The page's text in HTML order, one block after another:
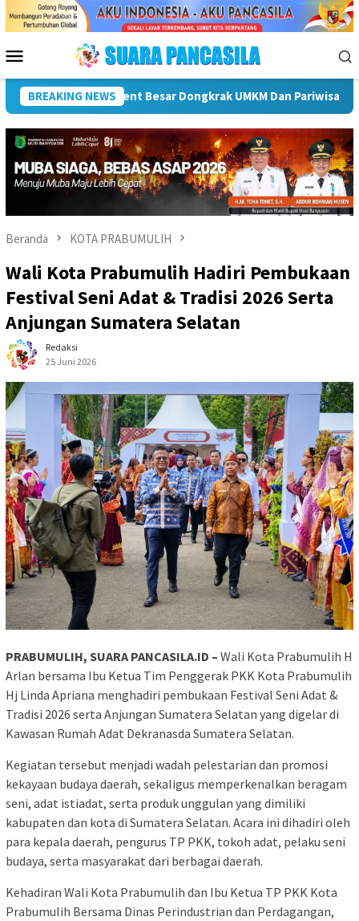
Menu
Mobile
BREAKING NEWS
Bupati Hendri Dukung Percepatan Penyaluran DAK Fisik Dan
Beranda KOTA PRABUMULIH
Wali Kota Prabumulih Hadiri Pembukaan
Festival Seni Adat & Tradisi 2026 Serta
Anjungan Sumatera Selatan
Redaksi
25 Juni 2026
PRABUMULIH, SUARA PANCASILA.ID – Wali Kota Prabumulih H
Arlan bersama Ibu Ketua Tim Penggerak PKK Kota Prabumulih
Hj Linda Apriana menghadiri pembukaan Festival Seni Adat &
Tradisi 2026 serta Anjungan Sumatera Selatan yang digelar di
Kawasan Rumah Adat Dekranasda Sumatera Selatan.
Kegiatan tersebut menjadi wadah pelestarian dan promosi
kekayaan budaya daerah, sekaligus memperkenalkan beragam
seni, adat istiadat, serta produk unggulan yang dimiliki
kabupaten dan kota di Sumatera Selatan. Acara ini dihadiri oleh
para kepala daerah, pengurus TP PKK, tokoh adat, pelaku seni
budaya, serta masyarakat dari berbagai daerah.
Kehadiran Wali Kota Prabumulih dan Ibu Ketua TP PKK Kota
Prabumulih Bersama Dinas Perindustrian dan Perdagangan,